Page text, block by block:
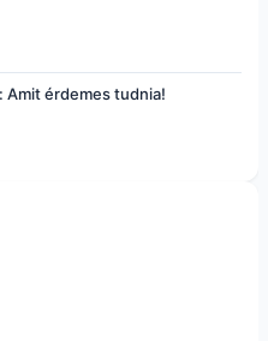
Amit érdemes tudnia!